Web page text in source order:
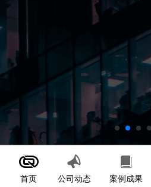
首页 公司动态 案例成果